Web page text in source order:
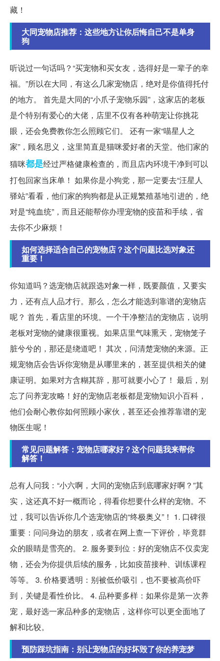
藏！
大同宠物店推荐：这些地方让你后悔自己不是单身
狗
听说过一句话吗？“买宠物和买女友，选得好是一辈子的幸
福。”所以在大同，有这么几家宠物店，绝对是你值得托付
的地方。 首先是大同的“小爪子宠物乐园”，这家店的老板
是个特别有爱心的大佬，店里不仅有各种萌宠让你挑花
眼，还会免费教你怎么照顾它们。 还有一家“喵星人之
家”，顾名思义，这里简直是猫咪爱好者的天堂。他们家的
猫咪都是经过严格健康检查的，而且店内环境干净到可以
打包回家当床单！ 如果你是小狗党，那一定要去“汪星人
驿站”看看，他们家的狗狗都是从正规繁殖基地引进的，绝
对是“纯血统”，而且还能帮你办理宠物的疫苗和手续，省
去你不少麻烦！
如何选择适合自己的宠物店？这个问题比选对象还
重要！
你知道吗？选宠物店就跟选对象一样，既要颜值，又要实
力，还有点人品才行。那么，怎么才能选到靠谱的宠物店
呢？ 首先，看店里的环境。一个干净整洁的宠物店，说明
老板对宠物的健康很重视。如果店里气味熏天，宠物笼子
脏兮兮的，那还是绕道吧！ 其次，问清楚宠物的来源。正
规宠物店会告诉你宠物是从哪里来的，甚至提供相关的健
康证明。如果对方含糊其辞，那可就要小心了！ 最后，别
忘了问养宠攻略！好的宠物店老板都是宠物知识小百科，
他们会耐心教你如何照顾小家伙，甚至还会推荐靠谱的宠
物医生呢！
常见问题解答：宠物店哪家好？这个问题我来帮你
解答！
总有人问我：“小六啊，大同的宠物店到底哪家好啊？”其
实，这还真不好一概而论，得看你想要什么样的宠物。不
过，我可以告诉你几个选宠物店的“终极奥义”！ 1. 口碑很
重要：问问身边的朋友，或者在网上查一下评价，毕竟群
众的眼睛是雪亮的。 2. 服务要到位：好的宠物店不仅卖宠
物，还会为你提供后续的服务，比如疫苗接种、训练课程
等等。 3. 价格要透明：别被低价吸引，也不要被高价吓
到，关键是看性价比。 4. 品种要多样：如果你是第一次养
宠，最好选一家品种多的宠物店，这样你可以更全面地了
解和比较。
预防踩坑指南：别让宠物店的好坏毁了你的养宠梦